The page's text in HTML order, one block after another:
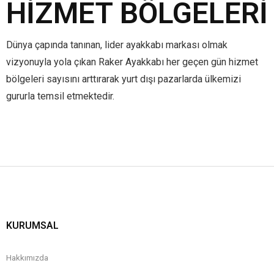
HIZMET BÖLGELERI
Dünya çapında tanınan, lider ayakkabı markası olmak
vizyonuyla yola çıkan Raker Ayakkabı her geçen gün hizmet
bölgeleri sayısını arttırarak yurt dışı pazarlarda ülkemizi
gururla temsil etmektedir.
KURUMSAL
Hakkımızda